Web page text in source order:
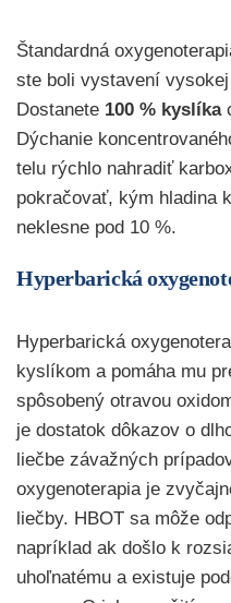
Štandardná
ste boli vystavení
Dostanete 100 % kyslíka
Dýchanie
telu rýchlo nahradiť
pokračovať, kým hladina
neklesne pod 10 %.
Hyperbarická
Hyperbarická
kyslíkom a pomáha mu
spôsobený otravou
je dostatok dôkazov o
liečbe závažných
oxygenoterapia je
liečby. HBOT sa môže
napríklad ak došlo k
uhoľnatému a existuje